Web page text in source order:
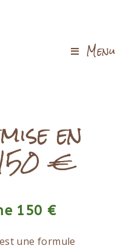
Menu
en
€
150 €
une formule